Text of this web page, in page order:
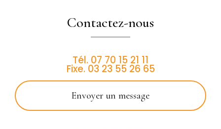
Contactez-nous
Tél. 07 70 15 21 11
Fixe. 03 23 55 26 65
Envoyer un message